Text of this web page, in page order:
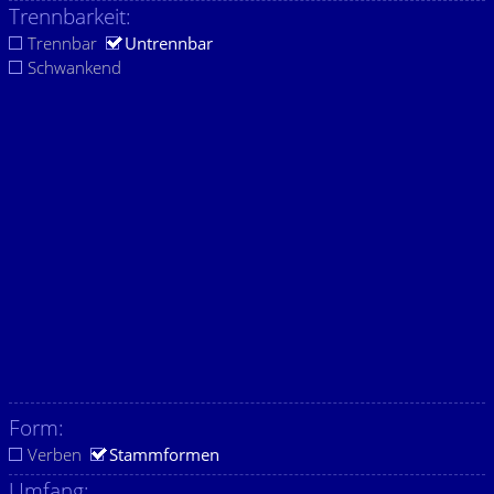
Trennbarkeit:
Trennbar
Untrennbar
Schwankend
Form:
Verben Stammformen